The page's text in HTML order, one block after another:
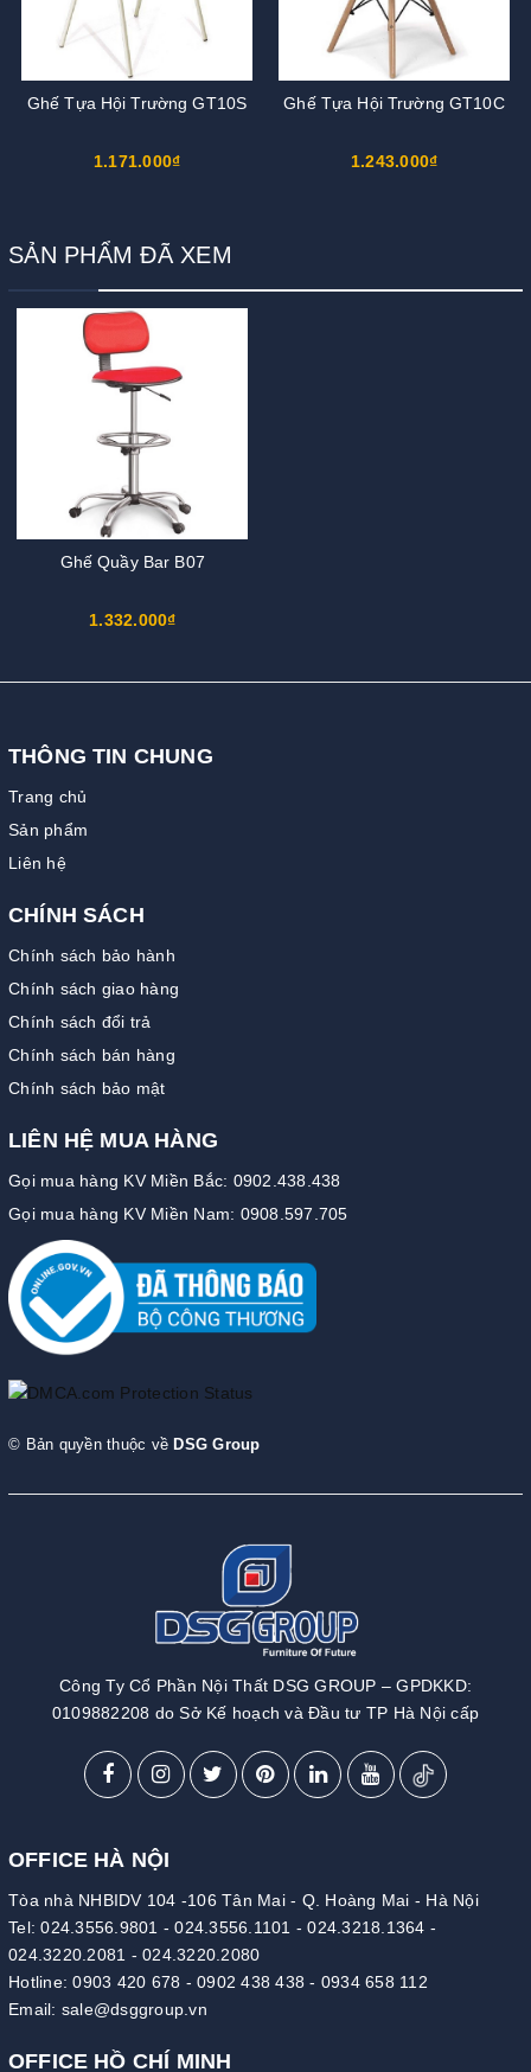
Ghế Tựa Hội Trường GT10S
1.171.000₫
Ghế Tựa Hội Trường GT10C
1.243.000₫
SẢN PHẨM ĐÃ XEM
Ghế Quầy Bar B07
1.332.000₫
THÔNG TIN CHUNG
Trang chủ
Sản phẩm
Liên hệ
CHÍNH SÁCH
Chính sách bảo hành
Chính sách giao hàng
Chính sách đổi trả
Chính sách bán hàng
Chính sách bảo mật
LIÊN HỆ MUA HÀNG
Gọi mua hàng KV Miền Bắc: 0902.438.438
Gọi mua hàng KV Miền Nam: 0908.597.705
© Bản quyền thuộc về DSG Group
Công Ty Cổ Phần Nội Thất DSG GROUP – GPDKKD:
0109882208 do Sở Kế hoạch và Đầu tư TP Hà Nội cấp
OFFICE HÀ NỘI
Tòa nhà NHBIDV 104 -106 Tân Mai - Q. Hoàng Mai - Hà Nội
Tel:024.3556.9801 -024.3556.1101 -024.3218.1364 -
024.3220.2081 - 024.3220.2080
Hotline:0903 420 678 - 0902 438 438 - 0934 658 112
Email: sale@dsggroup.vn
OFFICE HỒ CHÍ MINH